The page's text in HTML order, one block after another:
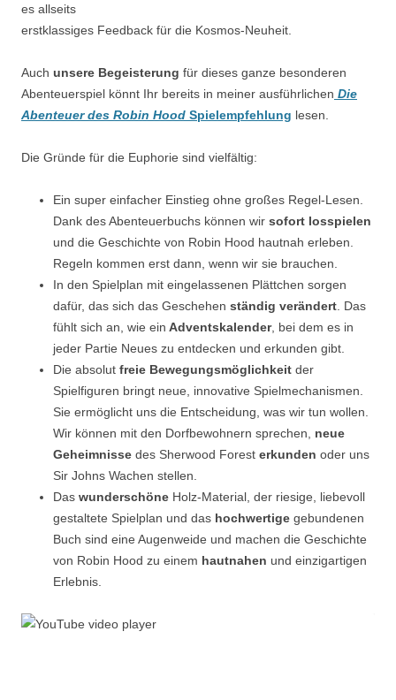
es allseits
erstklassiges Feedback für die Kosmos-Neuheit.
Auch unsere Begeisterung für dieses ganze besonderen
Abenteuerspiel könnt Ihr bereits in meiner ausführlichen Die
Abenteuer des Robin Hood Spielempfehlung lesen.
Die Gründe für die Euphorie sind vielfältig:
Ein super einfacher Einstieg ohne großes Regel-Lesen.
Dank des Abenteuerbuchs können wir sofort losspielen
und die Geschichte von Robin Hood hautnah erleben.
Regeln kommen erst dann, wenn wir sie brauchen.
In den Spielplan mit eingelassenen Plättchen sorgen
dafür, das sich das Geschehen ständig verändert. Das
fühlt sich an, wie ein Adventskalender, bei dem es in
jeder Partie Neues zu entdecken und erkunden gibt.
Die absolut freie Bewegungsmöglichkeit der
Spielfiguren bringt neue, innovative Spielmechanismen.
Sie ermöglicht uns die Entscheidung, was wir tun wollen.
Wir können mit den Dorfbewohnern sprechen, neue
Geheimnisse des Sherwood Forest erkunden oder uns
Sir Johns Wachen stellen.
Das wunderschöne Holz-Material, der riesige, liebevoll
gestaltete Spielplan und das hochwertige gebundenen
Buch sind eine Augenweide und machen die Geschichte
von Robin Hood zu einem hautnahen und einzigartigen
Erlebnis.